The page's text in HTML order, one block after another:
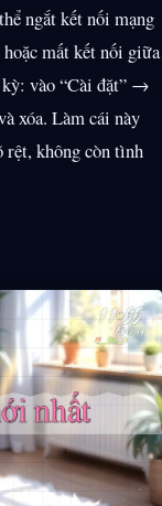
ngắt kết nối mạng
mất kết nối giữa
kỳ: vào “Cài đặt” →
xóa. Làm cái này
rệt, không còn tình